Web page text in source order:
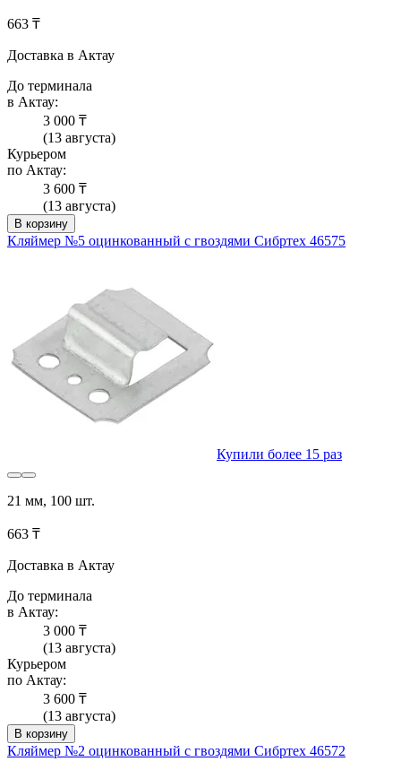
663 ₸
Доставка в Актау
До терминала
в Актау:
3 000 ₸
(13 августа)
Курьером
по Актау:
3 600 ₸
(13 августа)
В корзину
Кляймер №5 оцинкованный с гвоздями Сибртех 46575
Купили более 15 раз
21 мм, 100 шт.
663 ₸
Доставка в Актау
До терминала
в Актау:
3 000 ₸
(13 августа)
Курьером
по Актау:
3 600 ₸
(13 августа)
В корзину
Кляймер №2 оцинкованный с гвоздями Сибртех 46572